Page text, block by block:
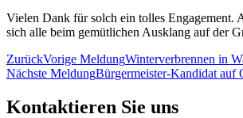
Vielen Dank für solch ein tolles Engagement.
sich alle beim gemütlichen Ausklang auf der
ZurückVorige MeldungWinterverbrennen in
Nächste MeldungBürgermeister-Kandidat auf
Kontaktieren Sie uns